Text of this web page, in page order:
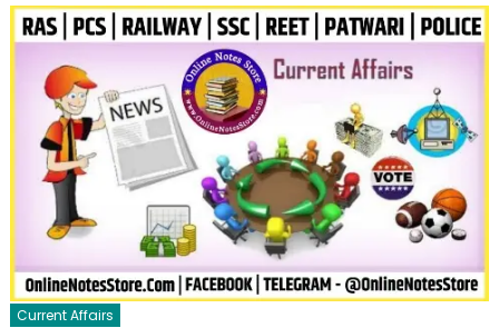
Current Affairs